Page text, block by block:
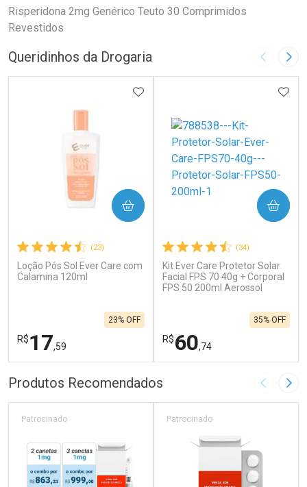
Risperidona 2mg Genérico Teuto 30 Comprimidos
Revestidos
Queridinhos da Drogaria Imagem
(23)
Loção Pós Sol Ever Care com
Calamina 120ml
R$17,59
23% OFF
ADICIONAR AOS FAVORITOS
COMPRAR
FECHAR
Laboratório
FECHAR
Por Menos
(34)
Kit Ever Care Protetor Solar
Facial FPS 70 40g + Corporal
FPS 50 200ml Aerossol
R$60,74
35% OFF
COMPRAR
Laboratório
Por Menos
Produtos Recomendados Imagem
Patrocinado Patrocinado